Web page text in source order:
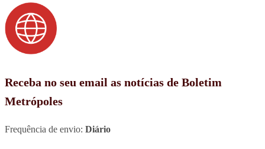
Receba no seu email as notícias de Boletim
Metrópoles
Frequência de envio: Diário